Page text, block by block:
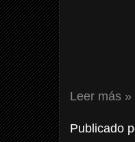
Leer más »
Publicado